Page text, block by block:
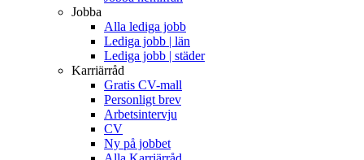
Jobba
Alla lediga jobb
Lediga jobb | län
Lediga jobb | städer
Karriärråd
Gratis CV-mall
Personligt brev
Arbetsintervju
CV
Ny på jobbet